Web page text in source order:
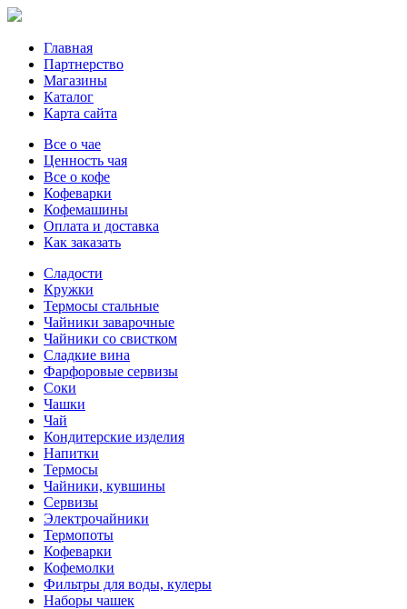
Главная
Партнерство
Магазины
Каталог
Карта сайта
Все о чае
Ценность чая
Все о кофе
Кофеварки
Кофемашины
Оплата и доставка
Как заказать
Сладости
Кружки
Термосы стальные
Чайники заварочные
Чайники со свистком
Сладкие вина
Фарфоровые сервизы
Соки
Чашки
Чай
Кондитерские изделия
Напитки
Термосы
Чайники, кувшины
Сервизы
Электрочайники
Термопоты
Кофеварки
Кофемолки
Фильтры для воды, кулеры
Наборы чашек